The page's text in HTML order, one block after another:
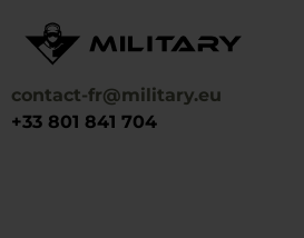
contact-fr@military.eu
+33 801 841 704